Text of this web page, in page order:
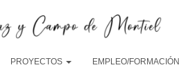
PROYECTOS EMPLEO/FORMACIÓN